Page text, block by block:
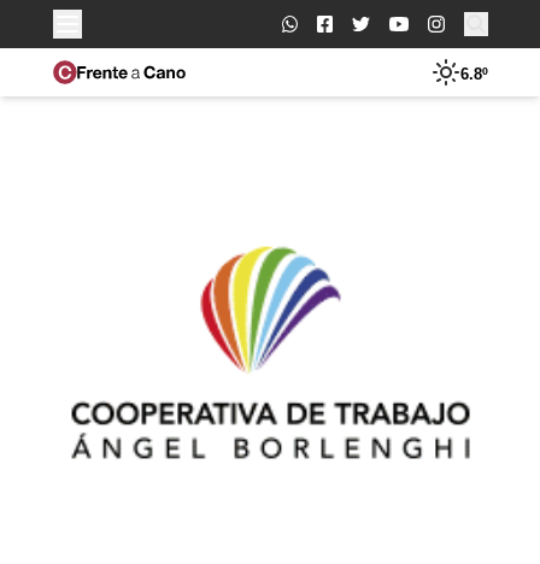
Buscar:
6.8º